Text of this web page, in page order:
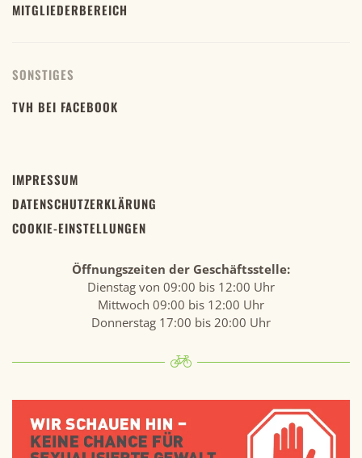
MITGLIEDERBEREICH
SONSTIGES
TVH BEI FACEBOOK
IMPRESSUM
DATENSCHUTZERKLÄRUNG
COOKIE-EINSTELLUNGEN
Öffnungszeiten der Geschäftsstelle:
Dienstag von 09:00 bis 12:00 Uhr
Mittwoch 09:00 bis 12:00 Uhr
Donnerstag 17:00 bis 20:00 Uhr